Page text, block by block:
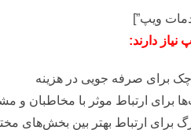
دارند:
برای صرفه جویی در هزینه
برای ارتباط موثر با مخاطبان و
ارتباط بهتر بین بخش‌های